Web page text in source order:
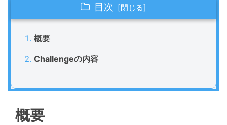
目次
概要
Challengeの内容
概要